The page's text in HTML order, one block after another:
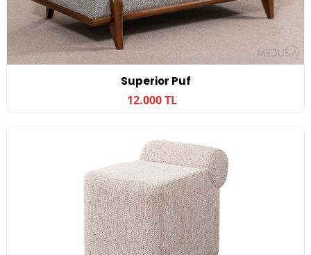
Superior Puf
12.000 TL